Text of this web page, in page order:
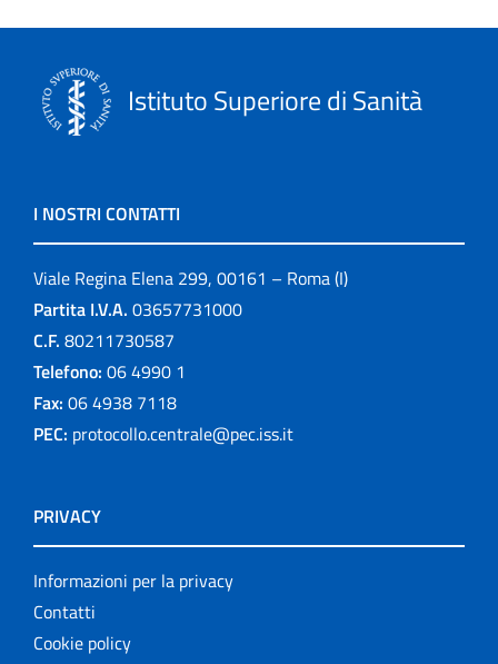
Istituto Superiore di Sanità
I NOSTRI CONTATTI
Viale Regina Elena 299, 00161 – Roma (I)
Partita I.V.A. 03657731000
C.F. 80211730587
Telefono: 06 4990 1
Fax: 06 4938 7118
PEC: protocollo.centrale@pec.iss.it
PRIVACY
Informazioni per la privacy
Contatti
Cookie policy